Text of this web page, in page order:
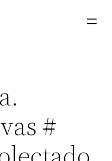
#